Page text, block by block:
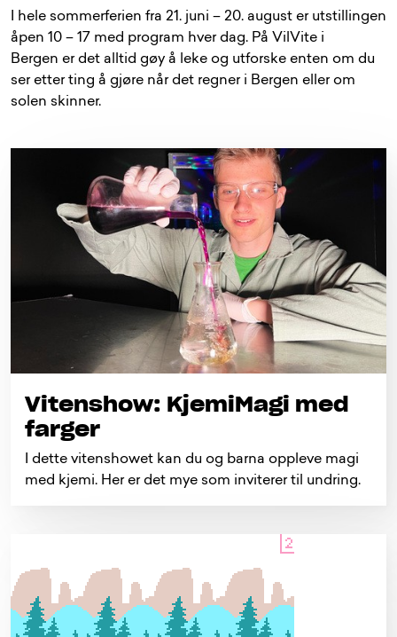
I hele sommerferien fra 21. juni – 20. august er utstillingen
åpen 10 – 17 med program hver dag. På VilVite i
Bergen er det alltid gøy å leke og utforske enten om du
ser etter ting å gjøre når det regner i Bergen eller om
solen skinner.
Vitenshow: KjemiMagi med
farger
I dette vitenshowet kan du og barna oppleve magi
med kjemi. Her er det mye som inviterer til undring.